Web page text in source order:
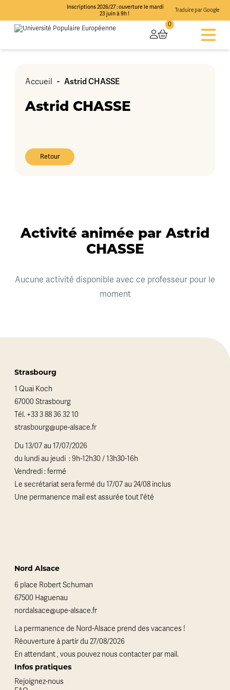
Inscriptions 2026/27 : ouverture le mardi
23 juin à 9h !
Traduire par Google
0
Accueil - Astrid CHASSE
Astrid CHASSE
Retour
Activité animée par Astrid
CHASSE
Aucune activité disponible avec ce professeur pour le
moment
Strasbourg
1 Quai Koch
67000 Strasbourg
Tél. +33 3 88 36 32 10
strasbourg@upe-alsace.fr
Du 13/07 au 17/07/2026
du lundi au jeudi : 9h-12h30 / 13h30-16h
Vendredi : fermé
Le secrétariat sera fermé du 17/07 au 24/08 inclus
Une permanence mail est assurée tout l'été
Nord Alsace
6 place Robert Schuman
67500 Haguenau
nordalsace@upe-alsace.fr
La permanence de Nord-Alsace prend des vacances !
Réouverture à partir du 27/08/2026
En attendant , vous pouvez nous contacter par mail.
Infos pratiques
Rejoignez-nous